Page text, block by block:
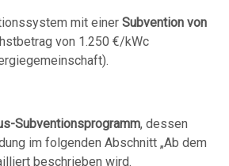
mit einer Subvention von
von 1.250 €/kWc
Subventionsprogramm, dessen
im folgenden Abschnitt „Ab dem
beschrieben wird.